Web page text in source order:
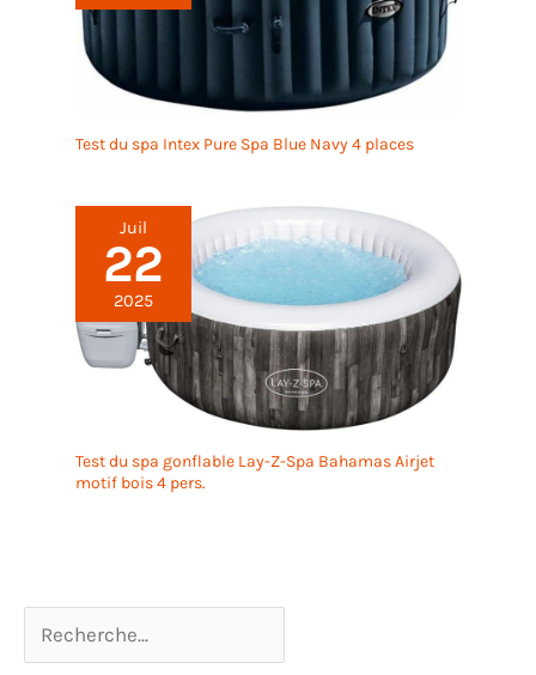
Test du spa Intex Pure Spa Blue Navy 4 places
Juil
22
2025
Test du spa gonflable Lay-Z-Spa Bahamas Airjet
motif bois 4 pers.